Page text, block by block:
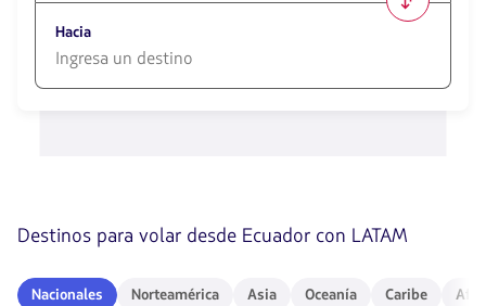
opciones
disponibles.
Usa
las
Hacia
flechas
para
navegar
Destinos para volar desde Ecuador con LATAM
Nacionales
Nacionales Norteamérica
Norteamérica Asia
Asia Oceanía
Oceanía Caribe
Caribe Africa